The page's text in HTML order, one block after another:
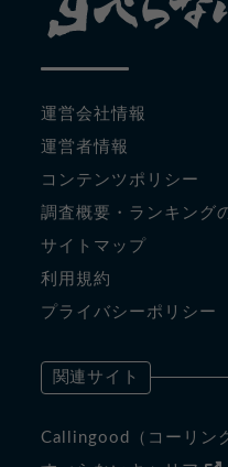
運営会社情報
運営者情報
コンテンツポリシー
調査概要・ランキング
サイトマップ
利用規約
プライバシーポリシー
関連サイト
Callingood（コーリン